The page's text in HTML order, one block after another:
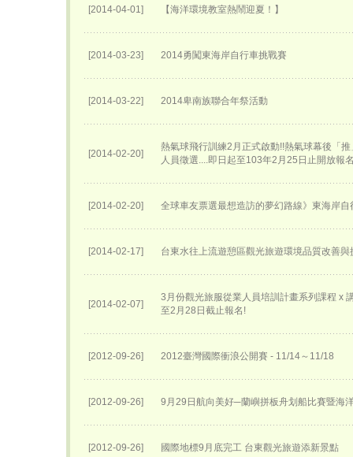
[2014-04-01] 【海洋環境教室熱鬧迎夏！】
[2014-03-23] 2014勇闖東海岸自行車挑戰賽
[2014-03-22] 2014卑南族聯合年祭活動
[2014-02-20]
熱氣球飛行訓練2月正式啟動!!熱氣球幕後「
人員徵選....即日起至103年2月25日止開放報
[2014-02-20] 全球車友票選最想造訪的夢幻路線》東海岸
[2014-02-17] 台東水往上流遊憩區觀光旅遊環境品質改善與
[2014-02-07]
3月份觀光旅服從業人員培訓計畫系列課程 x
至2月28日截止報名!
[2012-09-26] 2012臺灣國際衝浪公開賽 - 11/14～11/18
[2012-09-26] 9月29日航向美好─蘭嶼拼板舟划船比賽暨海
[2012-09-26] 國際地標9月底完工 台東觀光旅遊添新景點